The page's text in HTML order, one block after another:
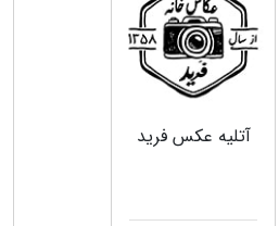
آتلیه عکس فرید